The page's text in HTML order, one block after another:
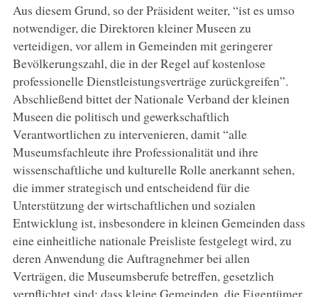
Aus diesem Grund, so der Präsident weiter, “ist es umso
notwendiger, die Direktoren kleiner Museen zu
verteidigen, vor allem in Gemeinden mit geringerer
Bevölkerungszahl, die in der Regel auf kostenlose
professionelle Dienstleistungsverträge zurückgreifen”.
Abschließend bittet der Nationale Verband der kleinen
Museen die politisch und gewerkschaftlich
Verantwortlichen zu intervenieren, damit “alle
Museumsfachleute ihre Professionalität und ihre
wissenschaftliche und kulturelle Rolle anerkannt sehen,
die immer strategisch und entscheidend für die
Unterstützung der wirtschaftlichen und sozialen
Entwicklung ist, insbesondere in kleinen Gemeinden dass
eine einheitliche nationale Preisliste festgelegt wird, zu
deren Anwendung die Auftragnehmer bei allen
Verträgen, die Museumsberufe betreffen, gesetzlich
verpflichtet sind; dass kleine Gemeinden, die Eigentümer